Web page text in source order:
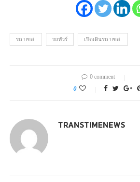
รถ บขส. รถทัวร์ เปิดเดินรถ บขส.
0 comment
0
TRANSTIMENEWS